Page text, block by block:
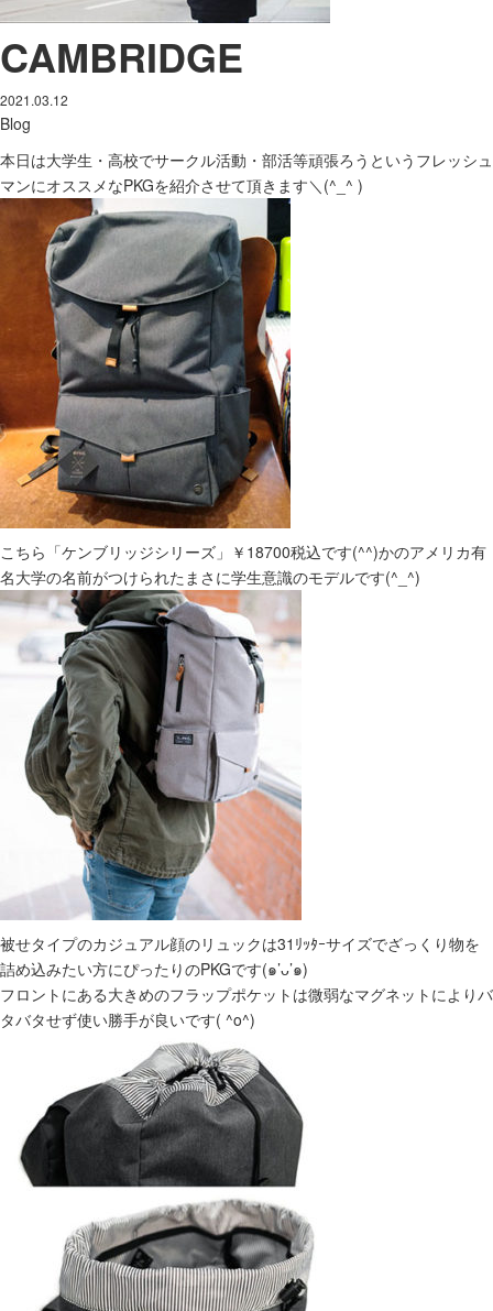
CAMBRIDGE
2021.03.12
Blog
本日は大学生・高校でサークル活動・部活等頑張ろうというフレッシュ
マンにオススメなPKGを紹介させて頂きます＼(^_^ )
こちら「ケンブリッジシリーズ」￥18700税込です(^^)かのアメリカ有
名大学の名前がつけられたまさに学生意識のモデルです(^_^)
被せタイプのカジュアル顔のリュックは31ﾘｯﾀｰサイズでざっくり物を
詰め込みたい方にぴったりのPKGです(๑’ᴗ’๑)
フロントにある大きめのフラップポケットは微弱なマグネットによりバ
タバタせず使い勝手が良いです( ^o^)